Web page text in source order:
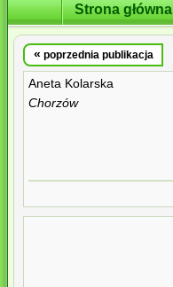
Strona główna
« poprzednia publikacja
Aneta Kolarska
Chorzów